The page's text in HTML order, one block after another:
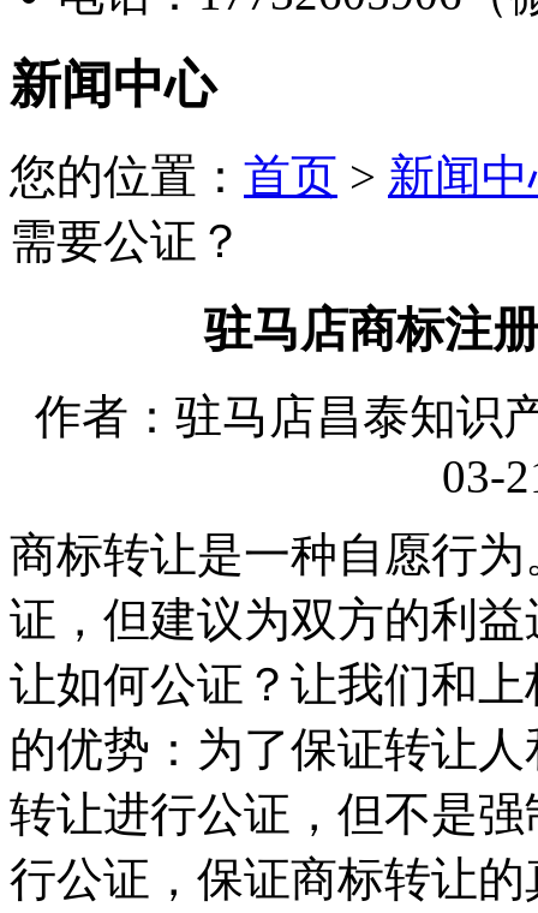
新闻中心
您的位置： 首页 > 新闻
需要公证？
驻马店商标注
作者：驻马店昌泰知识
03-
商标转让是一种自愿行
证，但建议为双方的利
让如何公证？让我们和
的优势：为了保证转让
转让进行公证，但不是
行公证，保证商标转让